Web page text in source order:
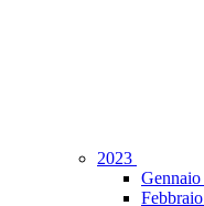
2023
Gennaio
Febbraio